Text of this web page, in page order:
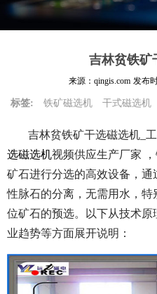
吉林贫铁矿
来源：qingis.com 发布
标签: 铁矿磁选机 干式磁选机
吉林贫铁矿干选磁选机_
选磁选机视频供应生产厂家
矿石进行分选的高效设备，
性脉石的分离，无需用水，
位矿石的预选。以下从技术
业趋势等方面展开说明：